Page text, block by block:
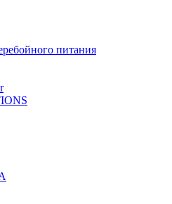
питания